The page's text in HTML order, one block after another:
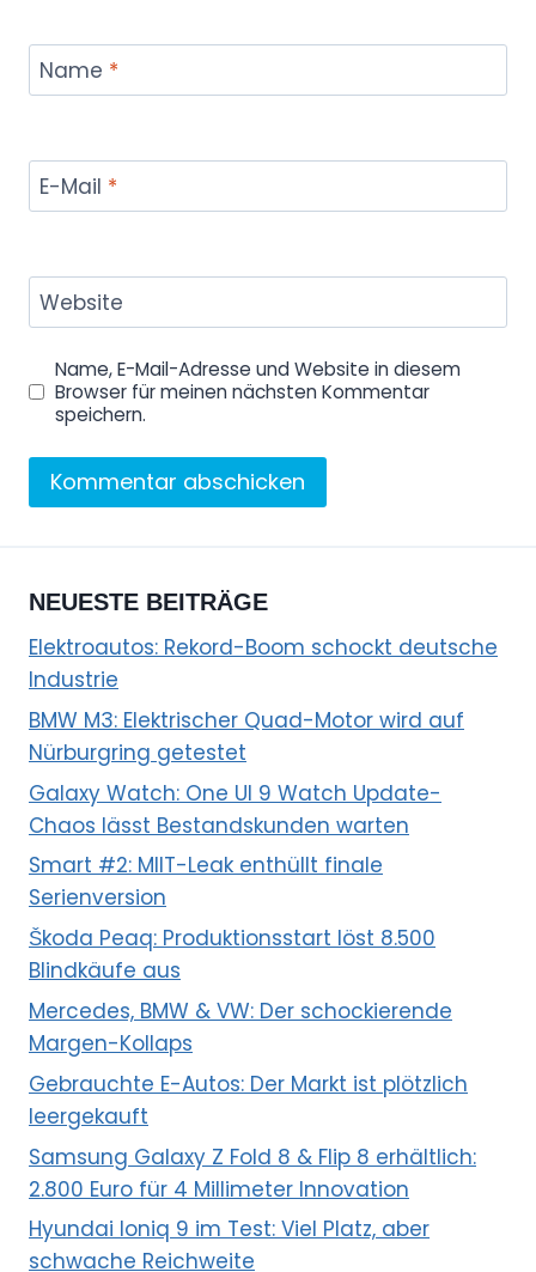
Name *
E-Mail *
Website
Name, E-Mail-Adresse und Website in diesem
Browser für meinen nächsten Kommentar
speichern.
NEUESTE BEITRÄGE
Elektroautos: Rekord-Boom schockt deutsche
Industrie
BMW M3: Elektrischer Quad-Motor wird auf
Nürburgring getestet
Galaxy Watch: One UI 9 Watch Update-
Chaos lässt Bestandskunden warten
Smart #2: MIIT-Leak enthüllt finale
Serienversion
Škoda Peaq: Produktionsstart löst 8.500
Blindkäufe aus
Mercedes, BMW & VW: Der schockierende
Margen-Kollaps
Gebrauchte E-Autos: Der Markt ist plötzlich
leergekauft
Samsung Galaxy Z Fold 8 & Flip 8 erhältlich:
2.800 Euro für 4 Millimeter Innovation
Hyundai Ioniq 9 im Test: Viel Platz, aber
schwache Reichweite